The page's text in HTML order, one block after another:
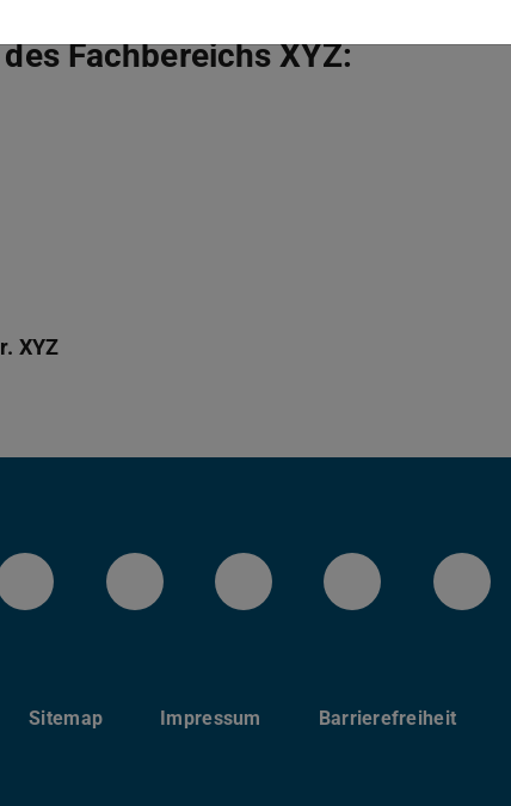
Fachbereichs XYZ:
XYZ
LinkedIn-Seite der TU Darmstadt
Instagram-Kanal der TU
Bluesky-Kanal der
Sitemap Impressum Barrierefreiheit